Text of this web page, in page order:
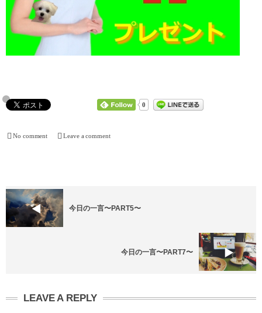
0
No comment Leave a comment
今日の一言〜PART5〜
今日の一言〜PART7〜
LEAVE A REPLY